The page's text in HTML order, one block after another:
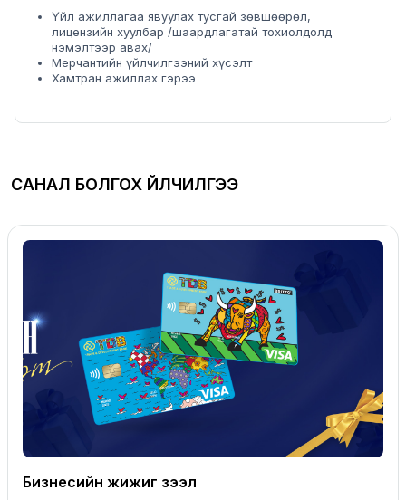
Үйл ажиллагаа явуулах тусгай зөвшөөрөл,
лицензийн хуулбар /шаардлагатай тохиолдолд
нэмэлтээр авах/
Мерчантийн үйлчилгээний хүсэлт
Хамтран ажиллах гэрээ
САНАЛ БОЛГОХ ҮЙЛЧИЛГЭЭ
Бизнесийн жижиг зээл